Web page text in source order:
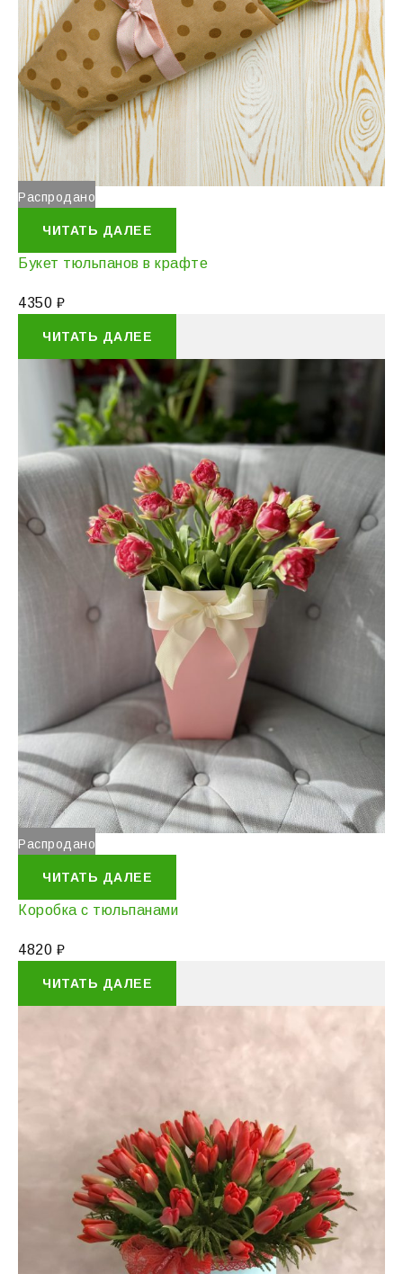
Распродано
ЧИТАТЬ ДАЛЕЕ
Букет тюльпанов в крафте
4350 ₽
ЧИТАТЬ ДАЛЕЕ
Распродано
ЧИТАТЬ ДАЛЕЕ
Коробка с тюльпанами
4820 ₽
ЧИТАТЬ ДАЛЕЕ